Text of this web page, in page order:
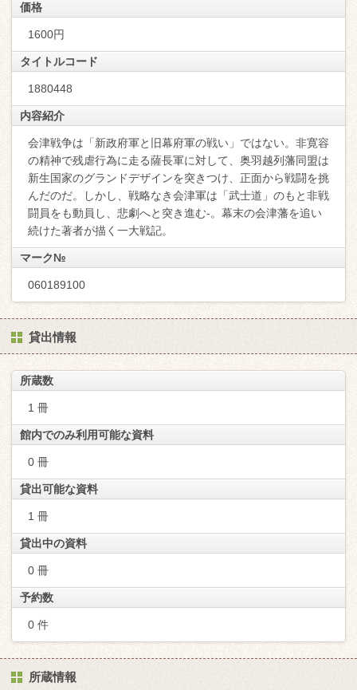
価格
1600円
タイトルコード
1880448
内容紹介
会津戦争は「新政府軍と旧幕府軍の戦い」ではない。非寛容
の精神で残虐行為に走る薩長軍に対して、奥羽越列藩同盟は
新生国家のグランドデザインを突きつけ、正面から戦闘を挑
んだのだ。しかし、戦略なき会津軍は「武士道」のもと非戦
闘員をも動員し、悲劇へと突き進む-。幕末の会津藩を追い
続けた著者が描く一大戦記。
マーク№
060189100
貸出情報
所蔵数
1 冊
館内でのみ利用可能な資料
0 冊
貸出可能な資料
1 冊
貸出中の資料
0 冊
予約数
0 件
所蔵情報